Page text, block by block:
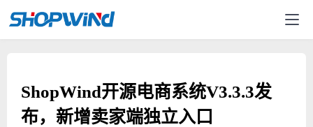
ShopWind开源电商系统V3.3.3发
布，新增卖家端独立入口